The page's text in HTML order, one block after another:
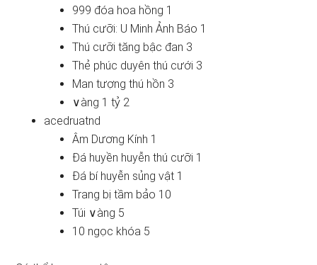
999 đóa hoa hồng 1
Thú cưỡi: U Minh Ảnh Báo 1
Thú cưỡi tănɡ bậc đan 3
Thẻ phúc duyên thú cưới 3
Man tượng thú hồn 3
∨àng 1 tỷ 2
acedruatnd
Âm Dương Kính 1
Đá huyền huyễn thú cưỡi 1
Đá bí huyễn sủng vật 1
Trang bị tầm bảo 10
Túi ∨àng 5
10 ngọc khóa 5